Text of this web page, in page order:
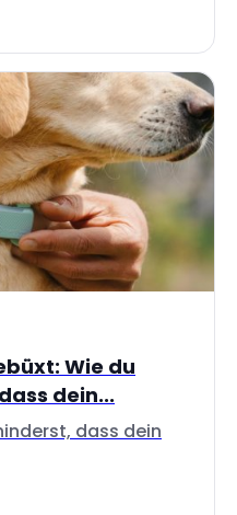
Wie du
dein...
dass dein